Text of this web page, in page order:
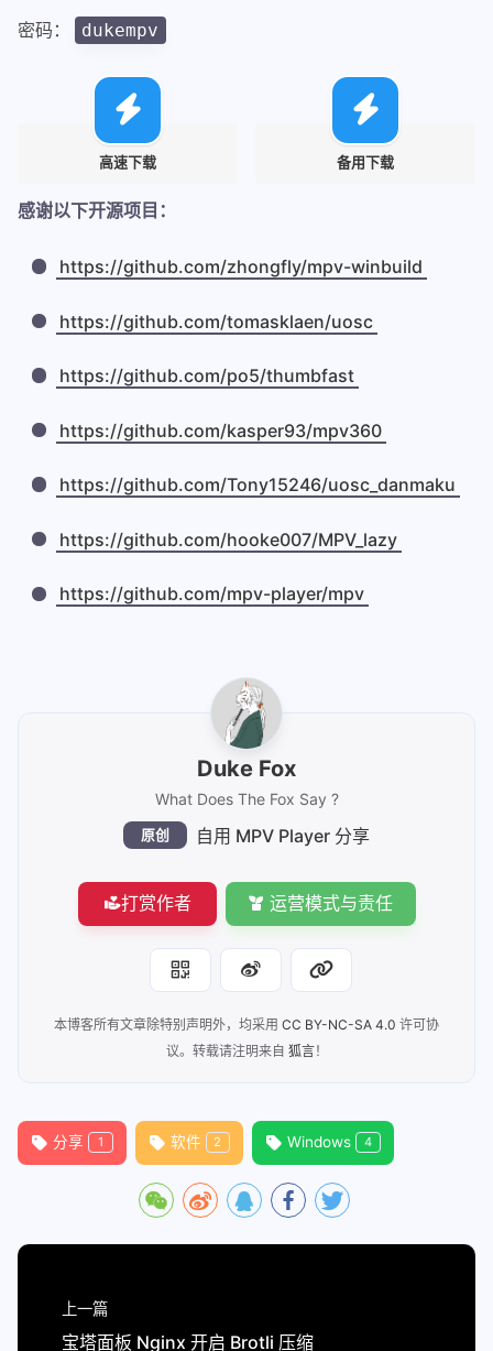
密码： dukempv
高速下载 备用下载
感谢以下开源项目：
https://github.com/zhongfly/mpv-winbuild
https://github.com/tomasklaen/uosc
https://github.com/po5/thumbfast
https://github.com/kasper93/mpv360
https://github.com/Tony15246/uosc_danmaku
https://github.com/hooke007/MPV_lazy
https://github.com/mpv-player/mpv
Duke Fox
What Does The Fox Say ?
原创 自用 MPV Player 分享
打赏作者 运营模式与责任
本博客所有文章除特别声明外，均采用 CC BY-NC-SA 4.0 许可协
议。转载请注明来自 狐言！
分享 1 软件 2 Windows 4
上一篇
宝塔面板 Nginx 开启 Brotli 压缩